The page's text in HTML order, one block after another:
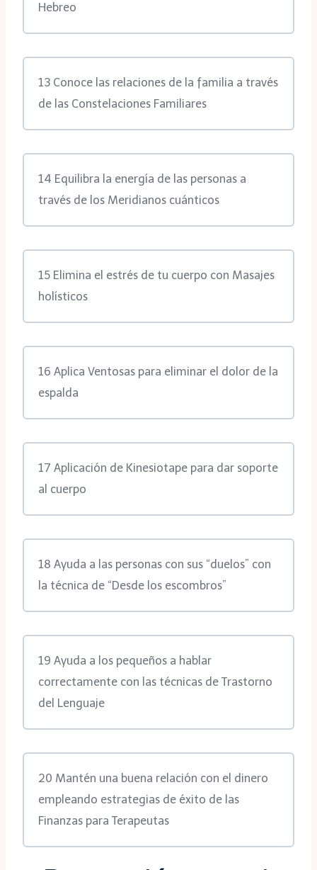
Hebreo
13 Conoce las relaciones de la familia a través
de las Constelaciones Familiares
14 Equilibra la energía de las personas a
través de los Meridianos cuánticos
15 Elimina el estrés de tu cuerpo con Masajes
holísticos
16 Aplica Ventosas para eliminar el dolor de la
espalda
17 Aplicación de Kinesiotape para dar soporte
al cuerpo
18 Ayuda a las personas con sus “duelos” con
la técnica de “Desde los escombros”
19 Ayuda a los pequeños a hablar
correctamente con las técnicas de Trastorno
del Lenguaje
20 Mantén una buena relación con el dinero
empleando estrategias de éxito de las
Finanzas para Terapeutas